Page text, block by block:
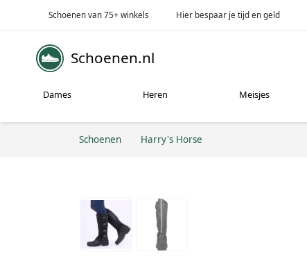
Schoenen van 75+ winkels Hier bespaar je tijd en geld
Schoenen.nl
Dames Heren Meisjes
Schoenen Harry's Horse